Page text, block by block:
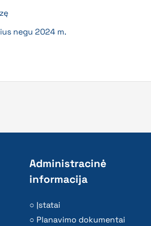
negu 2024 m.
Administracinė
informacija
Įstatai
Planavimo dokumentai